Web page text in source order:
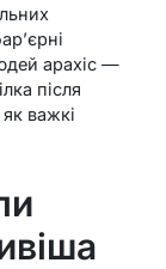
арахіс —
після
важкі